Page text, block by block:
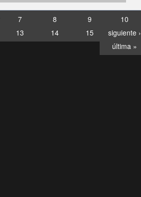
7 8 9
10
13 14 15
siguiente ›
última »